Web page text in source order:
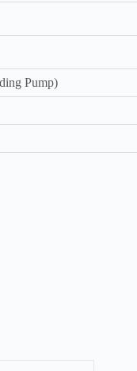
Pump)